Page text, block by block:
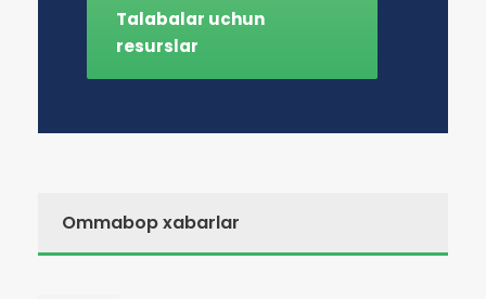
Talabalar uchun
resurslar
Ommabop xabarlar